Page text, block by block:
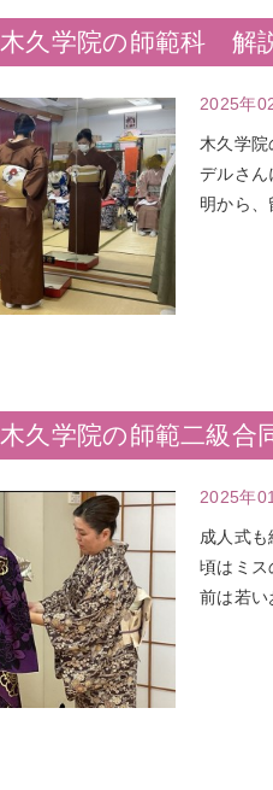
木久学院の師範科 解
2025年
木久学
デルさん
明から、
木久学院の師範二級
2025年
成人式
頃はミス
前は若い